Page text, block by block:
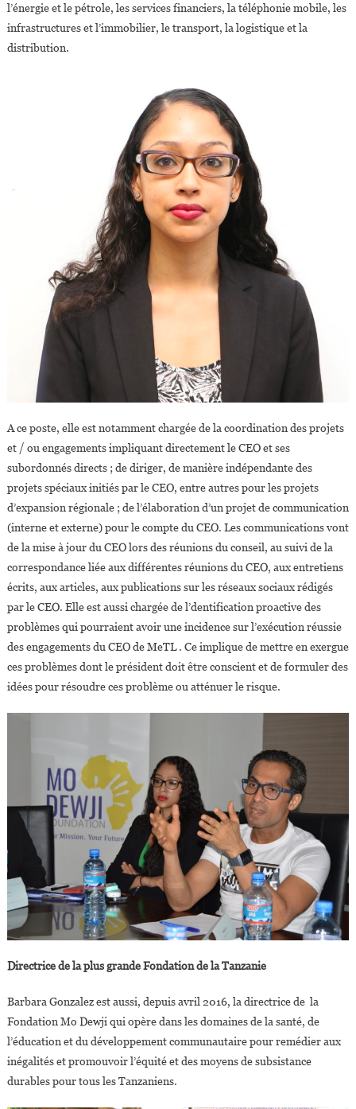
l’énergie et le pétrole, les services financiers, la téléphonie mobile, les
infrastructures et l’immobilier, le transport, la logistique et la
distribution.
A ce poste, elle est notamment chargée de la coordination des projets
et / ou engagements impliquant directement le CEO et ses
subordonnés directs ; de diriger, de manière indépendante des
projets spéciaux initiés par le CEO, entre autres pour les projets
d’expansion régionale ; de l’élaboration d’un projet de communication
(interne et externe) pour le compte du CEO. Les communications vont
de la mise à jour du CEO lors des réunions du conseil, au suivi de la
correspondance liée aux différentes réunions du CEO, aux entretiens
écrits, aux articles, aux publications sur les réseaux sociaux rédigés
par le CEO. Elle est aussi chargée de l’dentification proactive des
problèmes qui pourraient avoir une incidence sur l’exécution réussie
des engagements du CEO de MeTL . Ce implique de mettre en exergue
ces problèmes dont le président doit être conscient et de formuler des
idées pour résoudre ces problème ou atténuer le risque.
Directrice de la plus grande Fondation de la Tanzanie
Barbara Gonzalez est aussi, depuis avril 2016, la directrice de la
Fondation Mo Dewji qui opère dans les domaines de la santé, de
l’éducation et du développement communautaire pour remédier aux
inégalités et promouvoir l’équité et des moyens de subsistance
durables pour tous les Tanzaniens.